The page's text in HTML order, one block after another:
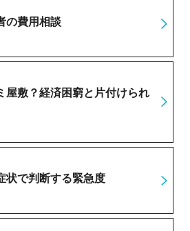
の費用相談
屋敷？経済困窮と片付けられ
状で判断する緊急度